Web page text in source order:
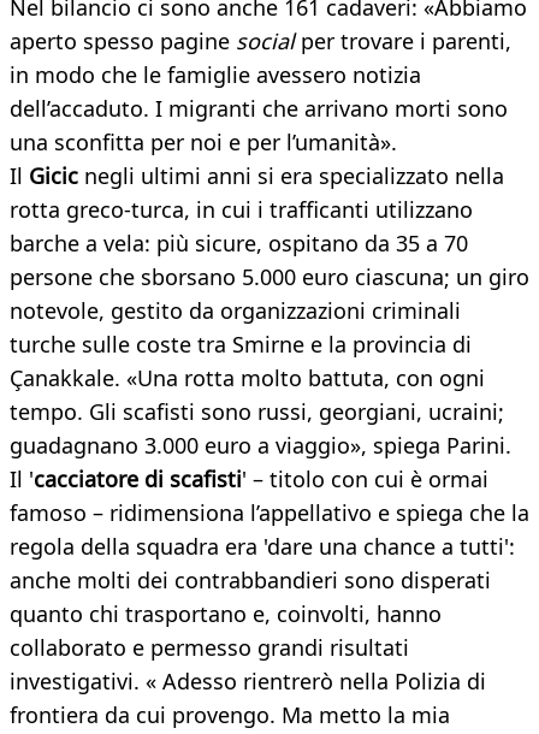
Nel bilancio ci sono anche 161 cadaveri: «Abbiamo
aperto spesso pagine socialper trovare i parenti,
in modo che le famiglie avessero notizia
dell’accaduto. I migranti che arrivano morti sono
una sconfitta per noi e per l’umanità».
Il Gicic negli ultimi anni si era specializzato nella
rotta greco-turca, in cui i trafficanti utilizzano
barche a vela: più sicure, ospitano da 35 a 70
persone che sborsano 5.000 euro ciascuna; un giro
notevole, gestito da organizzazioni criminali
turche sulle coste tra Smirne e la provincia di
Çanakkale. «Una rotta molto battuta, con ogni
tempo. Gli scafisti sono russi, georgiani, ucraini;
guadagnano 3.000 euro a viaggio», spiega Parini.
Il 'cacciatore di scafisti' – titolo con cui è ormai
famoso – ridimensiona l’appellativo e spiega che la
regola della squadra era 'dare una chance a tutti':
anche molti dei contrabbandieri sono disperati
quanto chi trasportano e, coinvolti, hanno
collaborato e permesso grandi risultati
investigativi. « Adesso rientrerò nella Polizia di
frontiera da cui provengo. Ma metto la mia